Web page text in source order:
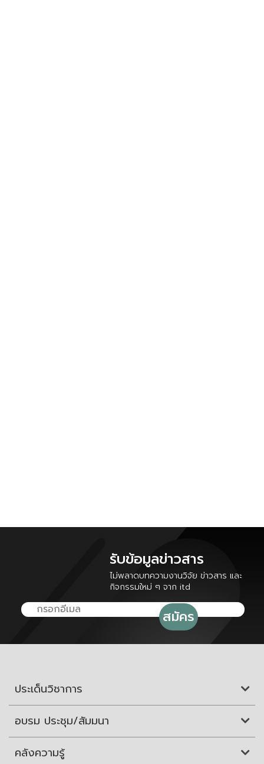
รับข้อมูลข่าวสาร
ไม่พลาดบทความงานวิจัย ข่าวสาร และ
กิจกรรมใหม่ ๆ จาก itd
ประเด็นวิชาการ
อบรม ประชุม/สัมมนา
คลังความรู้